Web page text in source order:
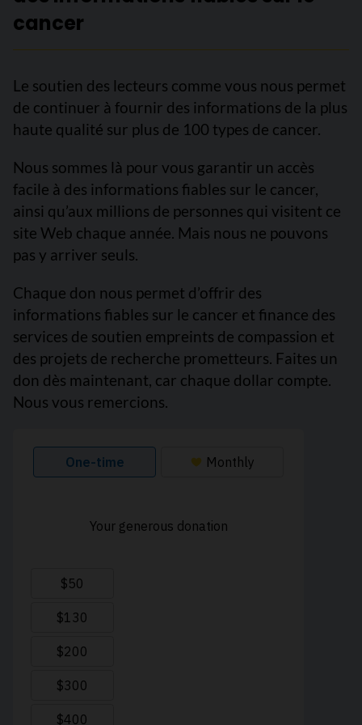
cancer
Le soutien des lecteurs comme vous nous permet
de continuer à fournir des informations de la plus
haute qualité sur plus de 100 types de cancer.
Nous sommes là pour vous garantir un accès
facile à des informations fiables sur le cancer,
ainsi qu’aux millions de personnes qui visitent ce
site Web chaque année. Mais nous ne pouvons
pas y arriver seuls.
Chaque don nous permet d’offrir des
informations fiables sur le cancer et finance des
services de soutien empreints de compassion et
des projets de recherche prometteurs. Faites un
don dès maintenant, car chaque dollar compte.
Nous vous remercions.